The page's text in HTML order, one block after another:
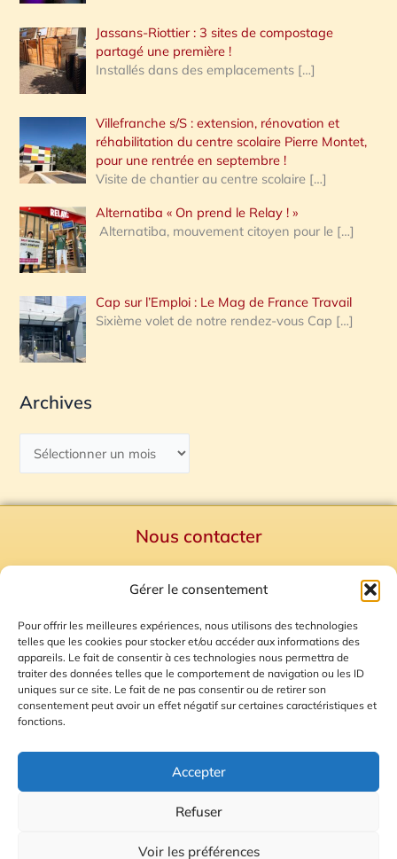
Gérer le consentement
Pour offrir les meilleures expériences, nous utilisons des technologies
telles que les cookies pour stocker et/ou accéder aux informations des
appareils. Le fait de consentir à ces technologies nous permettra de
traiter des données telles que le comportement de navigation ou les ID
uniques sur ce site. Le fait de ne pas consentir ou de retirer son
consentement peut avoir un effet négatif sur certaines caractéristiques et
fonctions.
Accepter
Refuser
Voir les préférences
Jassans-Riottier : 3 sites de compostage
partagé une première !
Installés dans des emplacements […]
Villefranche s/S : extension, rénovation et
réhabilitation du centre scolaire Pierre Montet,
pour une rentrée en septembre !
Visite de chantier au centre scolaire […]
Alternatiba « On prend le Relay ! »
Alternatiba, mouvement citoyen pour le […]
Cap sur l’Emploi : Le Mag de France Travail
Sixième volet de notre rendez-vous Cap […]
Archives
Nous contacter
Mentions Légales
Plan du site
Gestion des Cookies
© 2026 Radio Calade